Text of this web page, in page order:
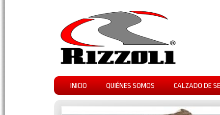
INICIO QUIÉNES SOMOS CALZADO DE